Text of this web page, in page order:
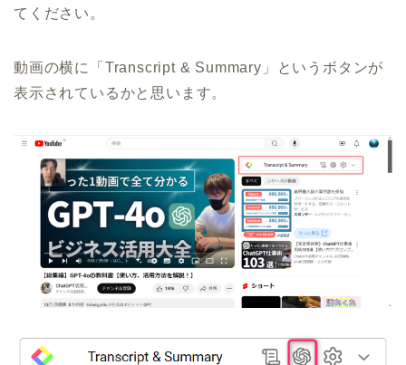
てください。
動画の横に「Transcript & Summary」というボタンが
表示されているかと思います。